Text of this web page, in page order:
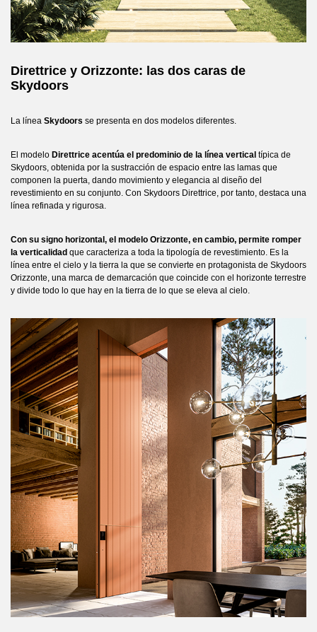
Direttrice y Orizzonte: las dos caras de
Skydoors
La línea Skydoors se presenta en dos modelos diferentes.
El modelo Direttrice acentúa el predominio de la línea vertical típica de
Skydoors, obtenida por la sustracción de espacio entre las lamas que
componen la puerta, dando movimiento y elegancia al diseño del
revestimiento en su conjunto. Con Skydoors Direttrice, por tanto, destaca una
línea refinada y rigurosa.
Con su signo horizontal, el modelo Orizzonte, en cambio, permite romper
la verticalidad que caracteriza a toda la tipología de revestimiento. Es la
línea entre el cielo y la tierra la que se convierte en protagonista de Skydoors
Orizzonte, una marca de demarcación que coincide con el horizonte terrestre
y divide todo lo que hay en la tierra de lo que se eleva al cielo.